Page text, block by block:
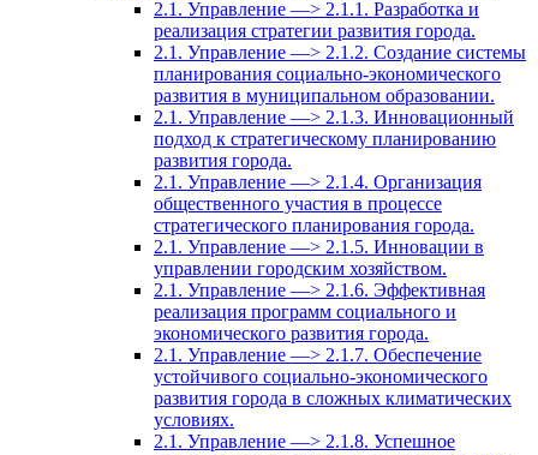
2.1. Управление —> 2.1.1. Разработка и
реализация стратегии развития города.
2.1. Управление —> 2.1.2. Создание системы
планирования социально-экономического
развития в муниципальном образовании.
2.1. Управление —> 2.1.3. Инновационный
подход к стратегическому планированию
развития города.
2.1. Управление —> 2.1.4. Организация
общественного участия в процессе
стратегического планирования города.
2.1. Управление —> 2.1.5. Инновации в
управлении городским хозяйством.
2.1. Управление —> 2.1.6. Эффективная
реализация программ социального и
экономического развития города.
2.1. Управление —> 2.1.7. Обеспечение
устойчивого социально-экономического
развития города в сложных климатических
условиях.
2.1. Управление —> 2.1.8. Успешное